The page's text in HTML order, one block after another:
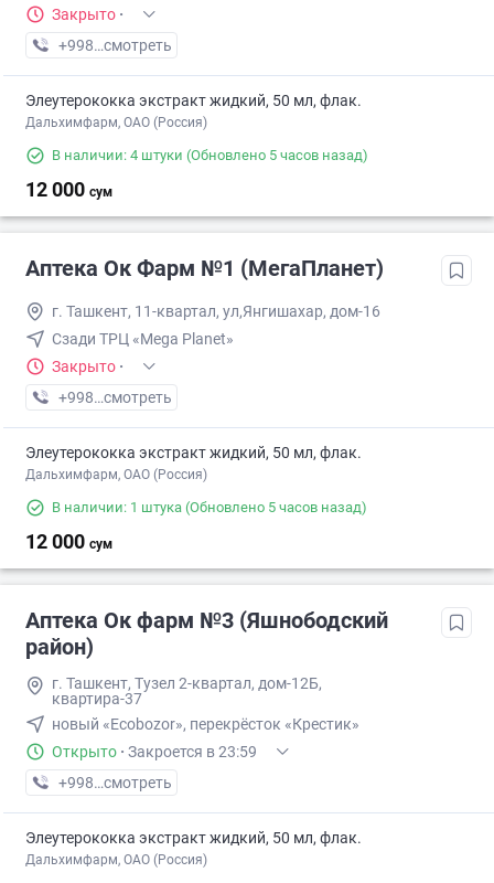
Закрыто ·
+998 (90) XXX-XX-XX
смотреть
Элеутерококка экстракт жидкий, 50 мл, флак.
Дальхимфарм, ОАО (Россия)
В наличии: 4 штуки (Обновлено 5 часов назад)
12 000 сум
Аптека Ок Фарм №1 (МегаПланет)
г. Ташкент, 11-квартал, ул,Янгишахар, дом-16
Сзади ТРЦ «Mega Planet»
Закрыто ·
+998 (90) XXX-XX-XX
смотреть
Элеутерококка экстракт жидкий, 50 мл, флак.
Дальхимфарм, ОАО (Россия)
В наличии: 1 штука (Обновлено 5 часов назад)
12 000 сум
Аптека Ок фарм №3 (Яшнободский
район)
г. Ташкент, Тузел 2-квартал, дом-12Б,
квартира-37
новый «Ecobozor», перекрёсток «Крестик»
Открыто · Закроется в 23:59
+998 (90) XXX-XX-XX
смотреть
Элеутерококка экстракт жидкий, 50 мл, флак.
Дальхимфарм, ОАО (Россия)